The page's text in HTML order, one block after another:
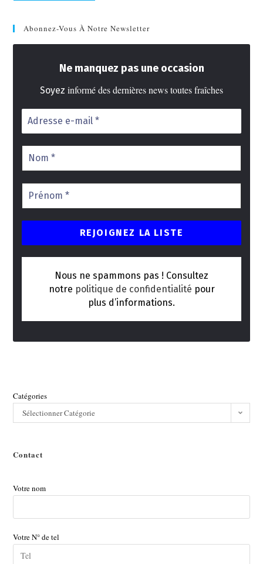
Abonnez-Vous À Notre Newsletter
Ne manquez pas une occasion
Soyez informé des dernières news toutes fraîches
Nous ne spammons pas ! Consultez
notre politique de confidentialité pour
plus d’informations.
Catégories
Sélectionner Catégorie
Contact
Votre nom
Votre N° de tel